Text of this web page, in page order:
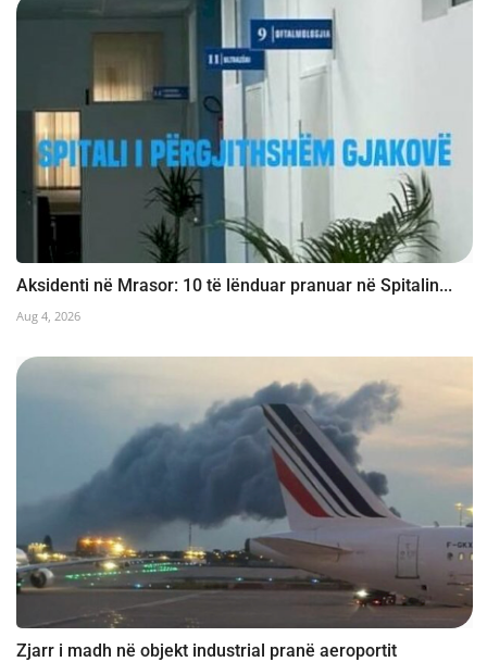
Aksidenti në Mrasor: 10 të lënduar pranuar në Spitalin...
Aug 4, 2026
Zjarr i madh në objekt industrial pranë aeroportit